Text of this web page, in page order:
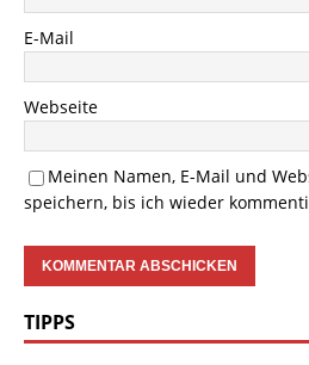
E-Mail
Webseite
Meinen Namen, E-Mail und
speichern, bis ich wieder
TIPPS